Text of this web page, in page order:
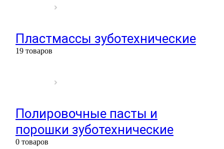
Пластмассы зуботехнические
19 товаров
Полировочные пасты и
порошки зуботехнические
0 товаров